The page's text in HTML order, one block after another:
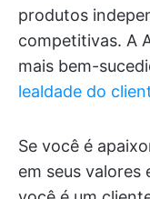
produtos
competitivas. A
mais bem-
lealdade do
Se você é
em seus valores